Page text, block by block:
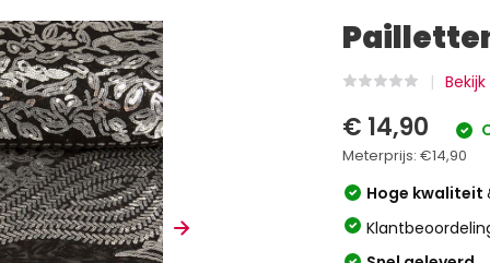
€ 14,90
Meterprijs:€14,90
Hoge kwaliteit